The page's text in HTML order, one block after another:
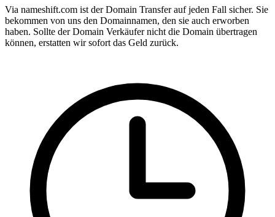
Via nameshift.com ist der Domain Transfer auf jeden Fall sicher. Sie
bekommen von uns den Domainnamen, den sie auch erworben
haben. Sollte der Domain Verkäufer nicht die Domain übertragen
können, erstatten wir sofort das Geld zurück.